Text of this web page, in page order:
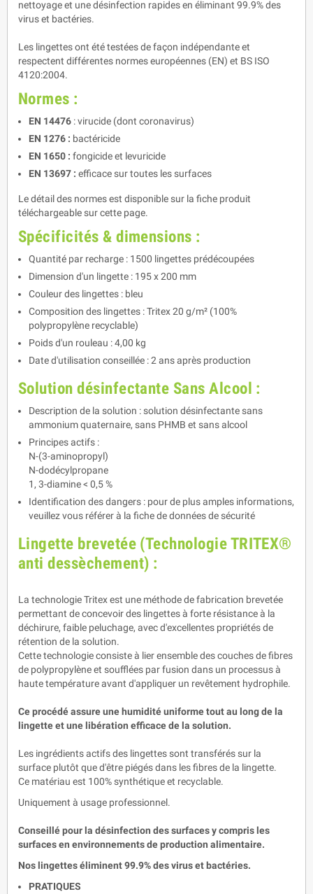
nettoyage et une désinfection rapides en éliminant 99.9% des
virus et bactéries.
Les lingettes ont été testées de façon indépendante et
respectent différentes normes européennes (EN) et BS ISO
4120:2004.
Normes :
EN 14476 : virucide (dont coronavirus)
EN 1276 : bactéricide
EN 1650 : fongicide et levuricide
EN 13697 : efficace sur toutes les surfaces
Le détail des normes est disponible sur la fiche produit
téléchargeable sur cette page.
Spécificités & dimensions :
Quantité par recharge : 1500 lingettes prédécoupées
Dimension d'un lingette : 195 x 200 mm
Couleur des lingettes : bleu
Composition des lingettes : Tritex 20 g/m² (100%
polypropylène recyclable)
Poids d'un rouleau : 4,00 kg
Date d'utilisation conseillée : 2 ans après production
Solution désinfectante Sans Alcool :
Description de la solution : solution désinfectante sans
ammonium quaternaire, sans PHMB et sans alcool
Principes actifs :
N-(3-aminopropyl)
N-dodécylpropane
1, 3-diamine < 0,5 %
Identification des dangers : pour de plus amples informations,
veuillez vous référer à la fiche de données de sécurité
Lingette brevetée (Technologie TRITEX®
anti dessèchement) :
La technologie Tritex est une méthode de fabrication brevetée
permettant de concevoir des lingettes à forte résistance à la
déchirure, faible peluchage, avec d'excellentes propriétés de
rétention de la solution.
Cette technologie consiste à lier ensemble des couches de fibres
de polypropylène et soufflées par fusion dans un processus à
haute température avant d'appliquer un revêtement hydrophile.
Ce procédé assure une humidité uniforme tout au long de la
lingette et une libération efficace de la solution.
Les ingrédients actifs des lingettes sont transférés sur la
surface plutôt que d'être piégés dans les fibres de la lingette.
Ce matériau est 100% synthétique et recyclable.
Uniquement à usage professionnel.
Conseillé pour la désinfection des surfaces y compris les
surfaces en environnements de production alimentaire.
Nos lingettes éliminent 99.9% des virus et bactéries.
PRATIQUES